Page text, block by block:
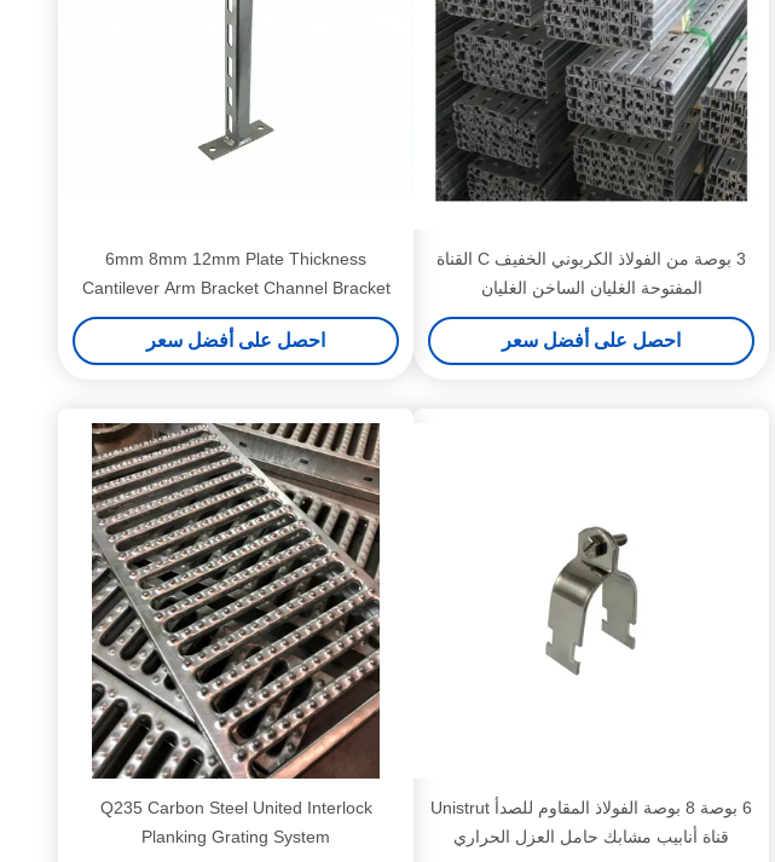
3 بوصة من الفولاذ الكربوني الخفيف C القناة
المفتوحة الغليان الساخن الغليان
احصل على أفضل سعر
6mm 8mm 12mm Plate Thickness
Cantilever Arm Bracket Channel Bracket
with Custom Length Options
احصل على أفضل سعر
6 بوصة 8 بوصة الفولاذ المقاوم للصدأ Unistrut
قناة أنابيب مشابك حامل العزل الحراري
Q235 Carbon Steel United Interlock
Planking Grating System